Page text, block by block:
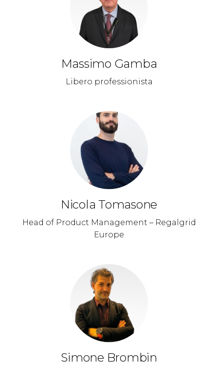
Massimo Gamba
Libero professionista
Nicola Tomasone
Head of Product Management – Regalgrid
Europe
Simone Brombin